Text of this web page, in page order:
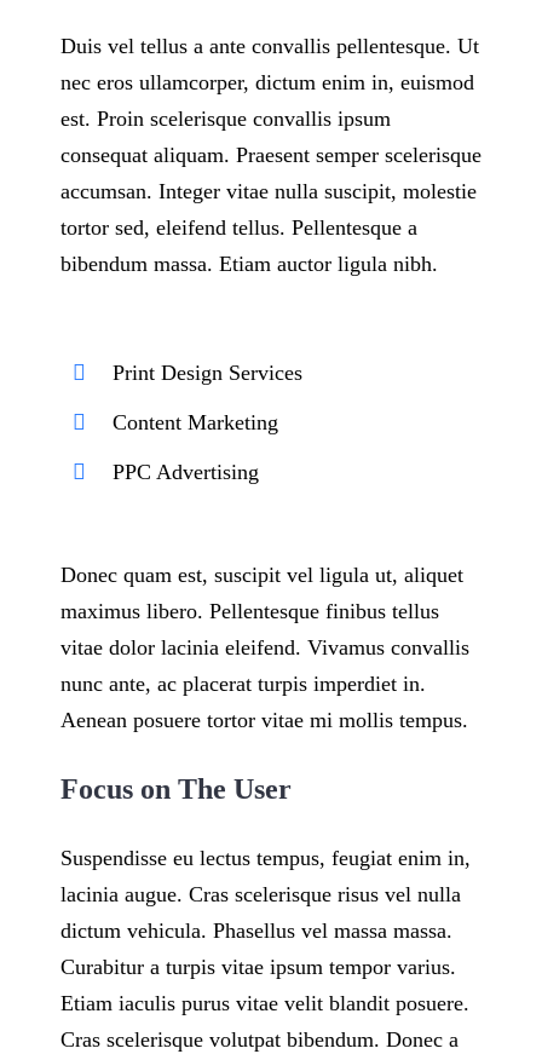
Duis vel tellus a ante convallis pellentesque. Ut
nec eros ullamcorper, dictum enim in, euismod
est. Proin scelerisque convallis ipsum
consequat aliquam. Praesent semper scelerisque
accumsan. Integer vitae nulla suscipit, molestie
tortor sed, eleifend tellus. Pellentesque a
bibendum massa. Etiam auctor ligula nibh.
Print Design Services
Content Marketing
PPC Advertising
Donec quam est, suscipit vel ligula ut, aliquet
maximus libero. Pellentesque finibus tellus
vitae dolor lacinia eleifend. Vivamus convallis
nunc ante, ac placerat turpis imperdiet in.
Aenean posuere tortor vitae mi mollis tempus.
Focus on The User
Suspendisse eu lectus tempus, feugiat enim in,
lacinia augue. Cras scelerisque risus vel nulla
dictum vehicula. Phasellus vel massa massa.
Curabitur a turpis vitae ipsum tempor varius.
Etiam iaculis purus vitae velit blandit posuere.
Cras scelerisque volutpat bibendum. Donec a